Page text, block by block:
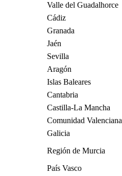
Valle del Guadalhorce
Cádiz
Granada
Jaén
Sevilla
Aragón
Islas Baleares
Cantabria
Castilla-La Mancha
Comunidad Valenciana
Galicia
Región de Murcia
País Vasco